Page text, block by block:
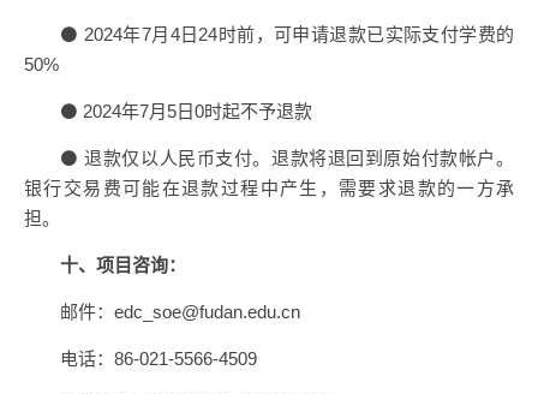
⚫ 2024年7月4日24时前，可申请退款已实际支付学费的
50%
⚫ 2024年7月5日0时起不予退款
⚫ 退款仅以人民币支付。退款将退回到原始付款帐户。
银行交易费可能在退款过程中产生，需要求退款的一方承
担。
十、项目咨询：
邮件：edc_soe@fudan.edu.cn
电话：86-021-5566-4509